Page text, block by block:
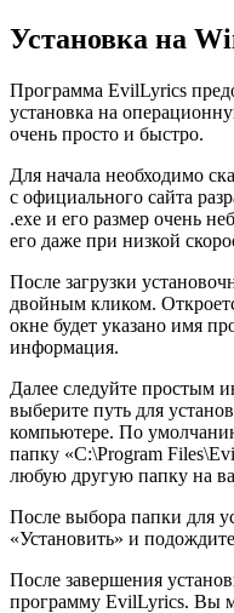
Установка на
Программа EvilLyrics
установка на
очень просто и быстро.
Для начала необходимо
с официального сайта
.exe и его размер очень
его даже при низкой
После загрузки
двойным кликом.
окне будет указано имя
информация.
Далее следуйте простым
выберите путь для
компьютере. По
папку «C:\Program
любую другую папку на
После выбора папки для
«Установить» и
После завершения
программу EvilLyrics. Вы